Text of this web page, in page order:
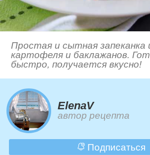
Простая и сытная запеканка
картофеля и баклажанов.
быстро, получается вкусно!
ElenaV
автор рецепта
Подписаться